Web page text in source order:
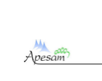
APESAM